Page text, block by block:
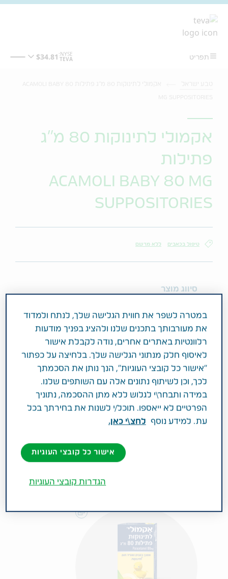
אקמולי לתינוקות 80 מ"ג
פתילות
ACAMOLI BABY 80 MG
SUPPOSITORIES
טיפול בכאבים ללא מרשם
סיווג מוצר
מרכיב פעיל וחוזק
PARACETAMOL 80MG
תחום טיפול
טיפול בכאבים
פעילות רפואית
במטרה לשפר את חווית הגלישה שלך, לנתח ולמדוד
את מעורבותך בתכנים שלנו ולהציג בפניך מודעות
רלוונטיות באתרים אחרים, נודה לקבלת אישור
לאיסוף חלק מנתוני הגלישה שלך. בלחיצה על כפתור
"אישור כל קובצי העוגיות", הנך נותן את הסכמתך
לכך, וכן לשיתוף נתונים אלה עם השותפים שלנו.
במידה ותבחר\י לגלוש ללא מתן ההסכמה, נתוניך
הפרטיים לא ייאספו. תוכל/י לשנות את בחירתך בכל
עת. למידע נוסף
לחצ\י כאן.
אישור כל קובצי העוגיות
הגדרות קובצי העוגיות